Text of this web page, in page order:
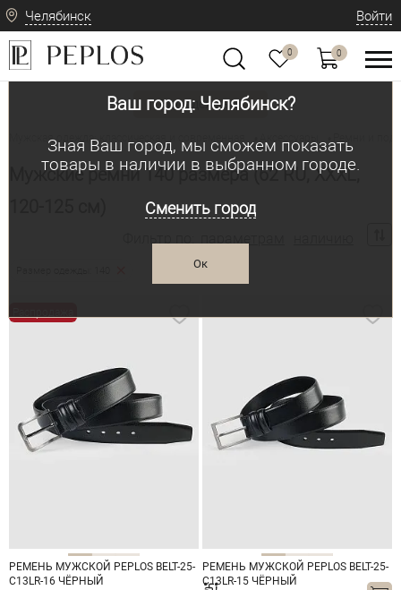
Челябинск
Ваш город: Челябинск?
Зная Ваш город, мы сможем показать
товары в наличии в выбранном городе.
Сменить город
Ок
Войти
0 0
Вид одежды
Мужская одежда: классическая и современная
Мужские ремни 140 размера (62 RU, XXXL,
РЕМЕНЬ МУЖСКОЙ PEPLOS BELT-25-
C13LR-16 ЧЁРНЫЙ
РЕМЕНЬ МУЖСКОЙ PEPLOS BELT-25-
C13LR-15 ЧЁРНЫЙ